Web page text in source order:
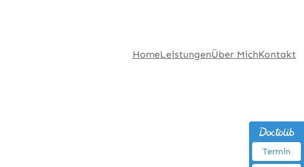
HomeLeistungenÜber MichKontakt
Termin